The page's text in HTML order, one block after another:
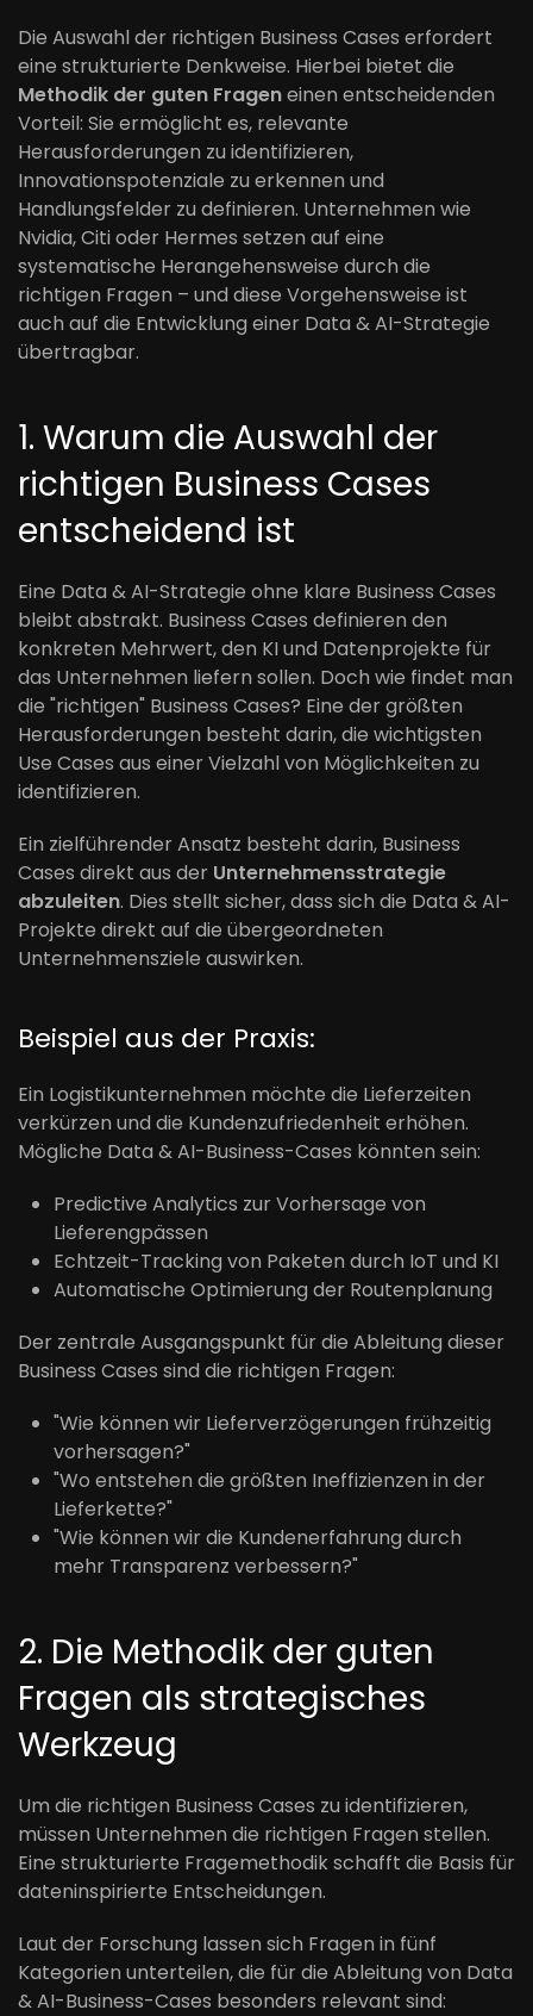
Die Auswahl der richtigen Business Cases erfordert
eine strukturierte Denkweise. Hierbei bietet die
Methodik der guten Frageneinen entscheidenden
Vorteil: Sie ermöglicht es, relevante
Herausforderungen zu identifizieren,
Innovationspotenziale zu erkennen und
Handlungsfelder zu definieren. Unternehmen wie
Nvidia, Citi oder Hermes setzen auf eine
systematische Herangehensweise durch die
richtigen Fragen – und diese Vorgehensweise ist
auch auf die Entwicklung einer Data & AI-Strategie
übertragbar.
1. Warum die Auswahl der
richtigen Business Cases
entscheidend ist
Eine Data & AI-Strategie ohne klare Business Cases
bleibt abstrakt. Business Cases definieren den
konkreten Mehrwert, den KI und Datenprojekte für
das Unternehmen liefern sollen. Doch wie findet man
die "richtigen" Business Cases? Eine der größten
Herausforderungen besteht darin, die wichtigsten
Use Cases aus einer Vielzahl von Möglichkeiten zu
identifizieren.
Ein zielführender Ansatz besteht darin, Business
Cases direkt aus der Unternehmensstrategie
abzuleiten. Dies stellt sicher, dass sich die Data & AI-
Projekte direkt auf die übergeordneten
Unternehmensziele auswirken.
Beispiel aus der Praxis:
Ein Logistikunternehmen möchte die Lieferzeiten
verkürzen und die Kundenzufriedenheit erhöhen.
Mögliche Data & AI-Business-Cases könnten sein:
Predictive Analytics zur Vorhersage von
Lieferengpässen
Echtzeit-Tracking von Paketen durch IoT und KI
Automatische Optimierung der Routenplanung
Der zentrale Ausgangspunkt für die Ableitung dieser
Business Cases sind die richtigen Fragen:
"Wie können wir Lieferverzögerungen frühzeitig
vorhersagen?"
"Wo entstehen die größten Ineffizienzen in der
Lieferkette?"
"Wie können wir die Kundenerfahrung durch
mehr Transparenz verbessern?"
2. Die Methodik der guten
Fragen als strategisches
Werkzeug
Um die richtigen Business Cases zu identifizieren,
müssen Unternehmen die richtigen Fragen stellen.
Eine strukturierte Fragemethodik schafft die Basis für
dateninspirierte Entscheidungen.
Laut der Forschung lassen sich Fragen in fünf
Kategorien unterteilen, die für die Ableitung von Data
& AI-Business-Cases besonders relevant sind: